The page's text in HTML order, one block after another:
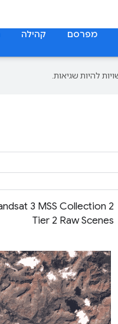
מפרסם קהילה
3 MSS Collection 2
Tier 2 Raw Scenes